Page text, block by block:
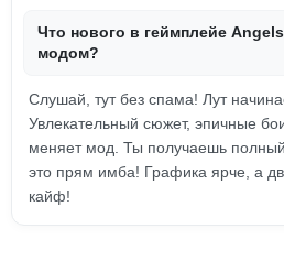
Что нового в геймплейе
модом?
Слушай, тут без спама! Лут
Увлекательный сюжет, эпичные
меняет мод. Ты получаешь
это прям имба! Графика ярче, а
кайф!